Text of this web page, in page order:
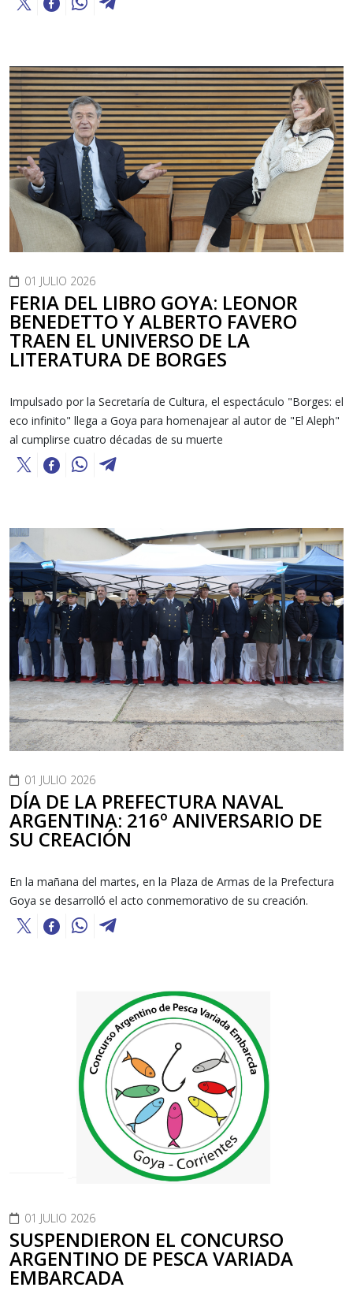
01 JULIO 2026
FERIA DEL LIBRO GOYA: LEONOR
BENEDETTO Y ALBERTO FAVERO
TRAEN EL UNIVERSO DE LA
LITERATURA DE BORGES
Impulsado por la Secretaría de Cultura, el espectáculo "Borges: el
eco infinito" llega a Goya para homenajear al autor de "El Aleph"
al cumplirse cuatro décadas de su muerte
01 JULIO 2026
DÍA DE LA PREFECTURA NAVAL
ARGENTINA: 216º ANIVERSARIO DE
SU CREACIÓN
En la mañana del martes, en la Plaza de Armas de la Prefectura
Goya se desarrolló el acto conmemorativo de su creación.
01 JULIO 2026
SUSPENDIERON EL CONCURSO
ARGENTINO DE PESCA VARIADA
EMBARCADA